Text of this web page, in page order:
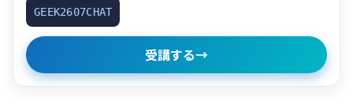
GEEK2607CHAT
受講する→